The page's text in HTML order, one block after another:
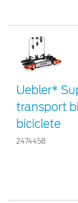
Uebler*
transport
biciclete
2474458